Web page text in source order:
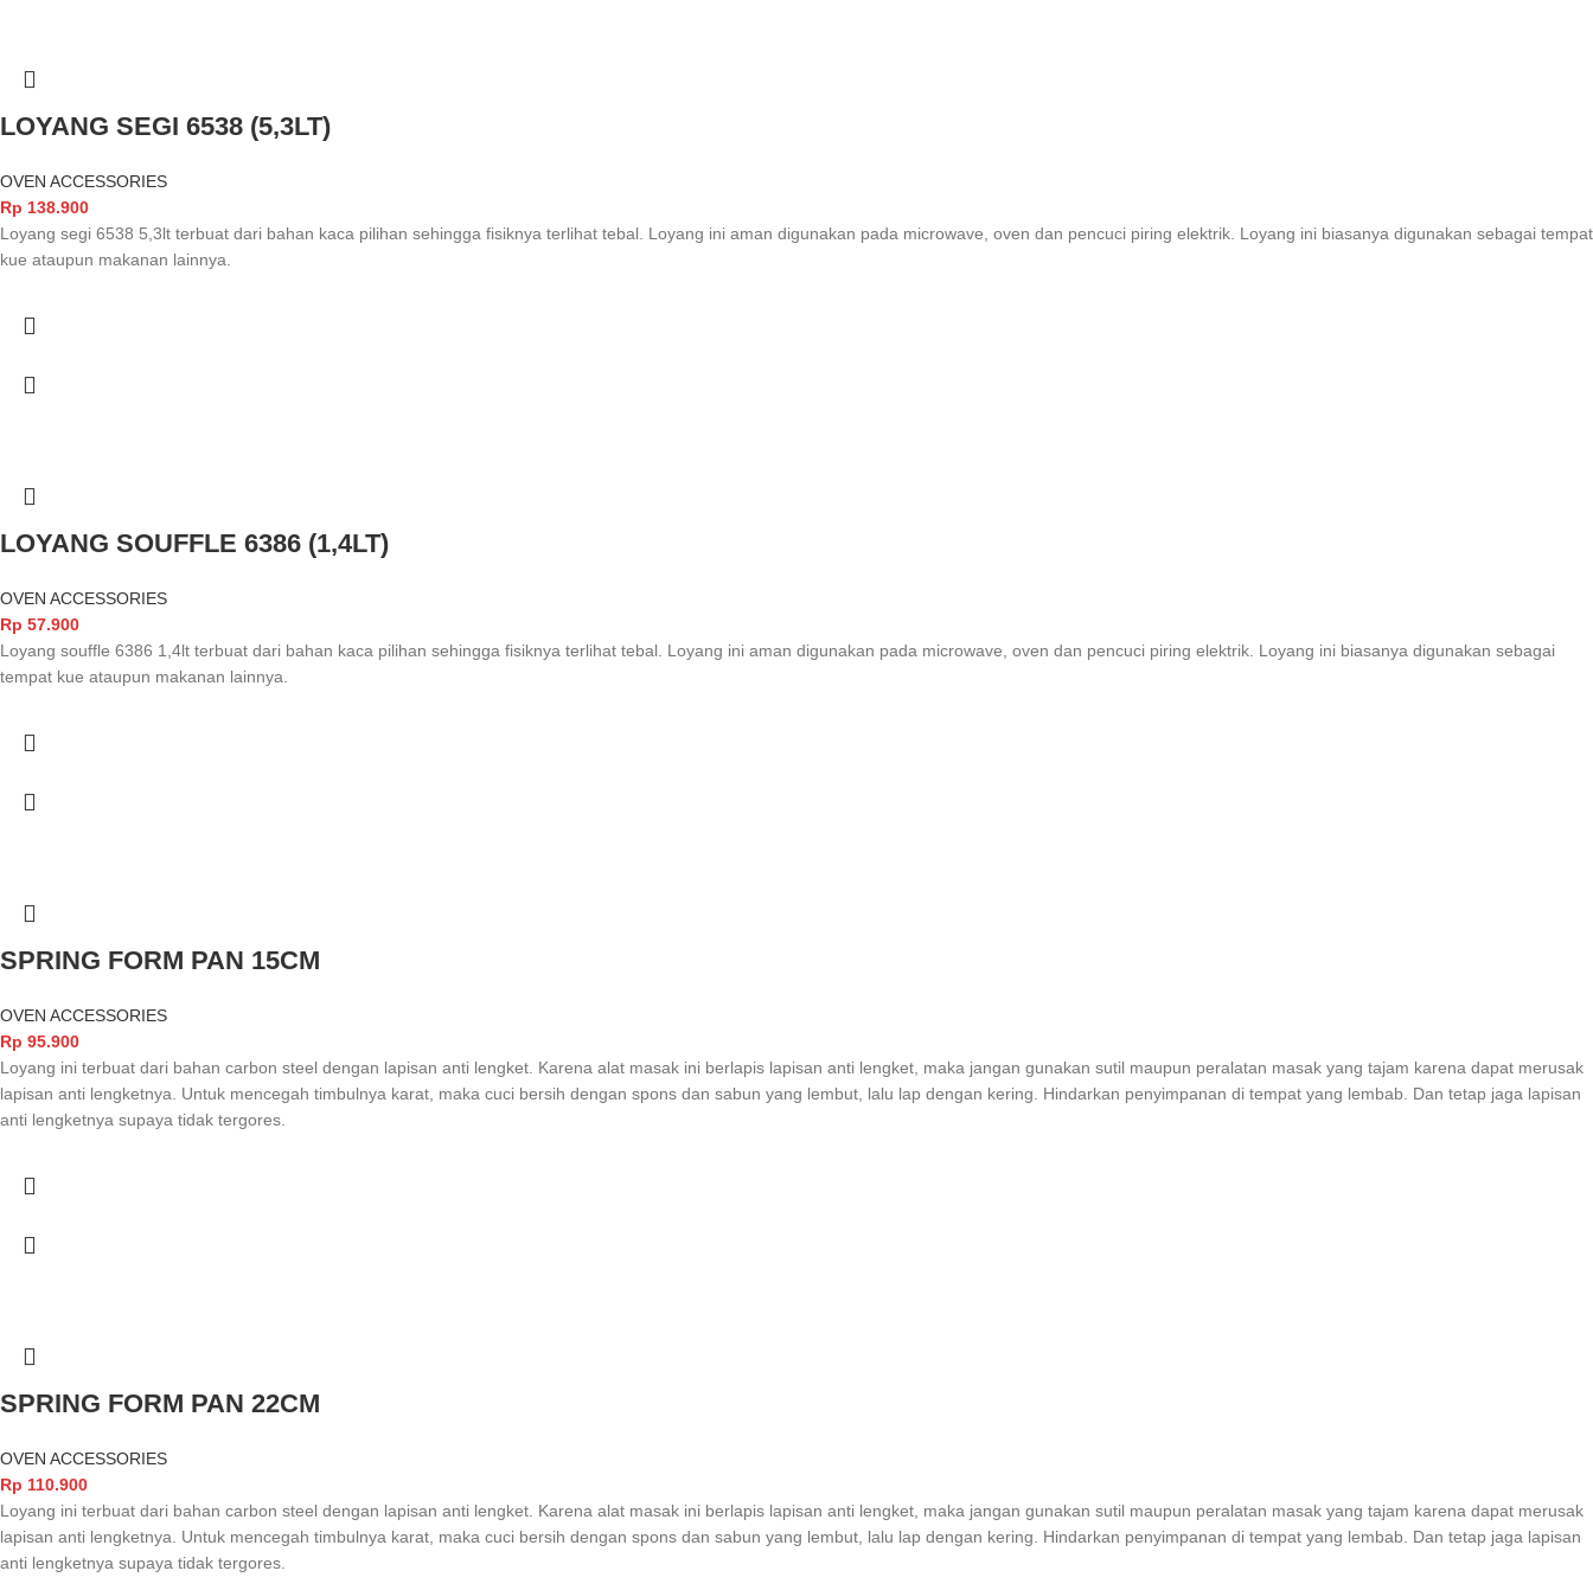
LOYANG SEGI 6538 (5,3LT)
OVEN ACCESSORIES
Rp 138.900
Loyang segi 6538 5,3lt terbuat dari bahan kaca pilihan sehingga fisiknya terlihat tebal. Loyang ini aman digunakan pada microwave, oven dan pencuci piring elektrik. Loyang ini biasanya digunakan sebagai tempat
kue ataupun makanan lainnya.
LOYANG SOUFFLE 6386 (1,4LT)
OVEN ACCESSORIES
Rp 57.900
Loyang souffle 6386 1,4lt terbuat dari bahan kaca pilihan sehingga fisiknya terlihat tebal. Loyang ini aman digunakan pada microwave, oven dan pencuci piring elektrik. Loyang ini biasanya digunakan sebagai
tempat kue ataupun makanan lainnya.
SPRING FORM PAN 15CM
OVEN ACCESSORIES
Rp 95.900
Loyang ini terbuat dari bahan carbon steel dengan lapisan anti lengket. Karena alat masak ini berlapis lapisan anti lengket, maka jangan gunakan sutil maupun peralatan masak yang tajam karena dapat merusak
lapisan anti lengketnya. Untuk mencegah timbulnya karat, maka cuci bersih dengan spons dan sabun yang lembut, lalu lap dengan kering. Hindarkan penyimpanan di tempat yang lembab. Dan tetap jaga lapisan
anti lengketnya supaya tidak tergores.
SPRING FORM PAN 22CM
OVEN ACCESSORIES
Rp 110.900
Loyang ini terbuat dari bahan carbon steel dengan lapisan anti lengket. Karena alat masak ini berlapis lapisan anti lengket, maka jangan gunakan sutil maupun peralatan masak yang tajam karena dapat merusak
lapisan anti lengketnya. Untuk mencegah timbulnya karat, maka cuci bersih dengan spons dan sabun yang lembut, lalu lap dengan kering. Hindarkan penyimpanan di tempat yang lembab. Dan tetap jaga lapisan
anti lengketnya supaya tidak tergores.